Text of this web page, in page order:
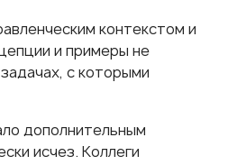
контекстом и
и примеры не
с которыми
дополнительным
исчез. Коллеги